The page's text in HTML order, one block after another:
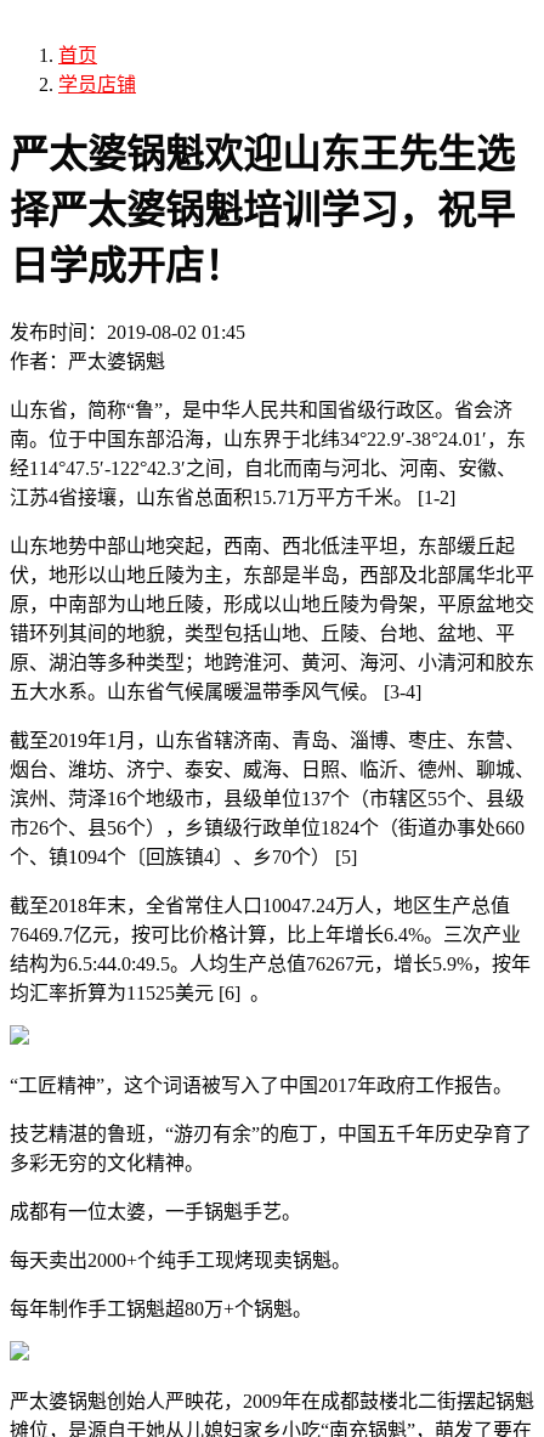
首页
学员店铺
严太婆锅魁欢迎山东王先生选
择严太婆锅魁培训学习，祝早
日学成开店！
发布时间： 2019-08-02 01:45
作者： 严太婆锅魁
山东省，简称“鲁”，是中华人民共和国省级行政区。省会济
南。位于中国东部沿海，山东界于北纬34°22.9′-38°24.01′，东
经114°47.5′-122°42.3′之间，自北而南与河北、河南、安徽、
江苏4省接壤，山东省总面积15.71万平方千米。 [1-2]
山东地势中部山地突起，西南、西北低洼平坦，东部缓丘起
伏，地形以山地丘陵为主，东部是半岛，西部及北部属华北平
原，中南部为山地丘陵，形成以山地丘陵为骨架，平原盆地交
错环列其间的地貌，类型包括山地、丘陵、台地、盆地、平
原、湖泊等多种类型；地跨淮河、黄河、海河、小清河和胶东
五大水系。山东省气候属暖温带季风气候。 [3-4]
截至2019年1月，山东省辖济南、青岛、淄博、枣庄、东营、
烟台、潍坊、济宁、泰安、威海、日照、临沂、德州、聊城、
滨州、菏泽16个地级市，县级单位137个（市辖区55个、县级
市26个、县56个），乡镇级行政单位1824个（街道办事处660
个、镇1094个〔回族镇4〕、乡70个） [5]
截至2018年末，全省常住人口10047.24万人，地区生产总值
76469.7亿元，按可比价格计算，比上年增长6.4%。三次产业
结构为6.5:44.0:49.5。人均生产总值76267元，增长5.9%，按年
均汇率折算为11525美元 [6] 。
“工匠精神”，这个词语被写入了中国2017年政府工作报告。
技艺精湛的鲁班，“游刃有余”的庖丁，中国五千年历史孕育了
多彩无穷的文化精神。
成都有一位太婆，一手锅魁手艺。
每天卖出2000+个纯手工现烤现卖锅魁。
每年制作手工锅魁超80万+个锅魁。
严太婆锅魁创始人严映花，2009年在成都鼓楼北二街摆起锅魁
摊位，是源自于她从儿媳妇家乡小吃“南充锅魁”，萌发了要在